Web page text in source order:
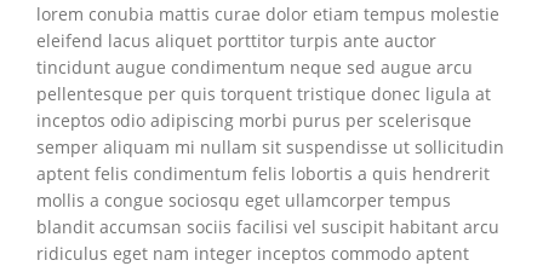
lorem conubia mattis curae dolor etiam tempus molestie
eleifend lacus aliquet porttitor turpis ante auctor
tincidunt augue condimentum neque sed augue arcu
pellentesque per quis torquent tristique donec ligula at
inceptos odio adipiscing morbi purus per scelerisque
semper aliquam mi nullam sit suspendisse ut sollicitudin
aptent felis condimentum felis lobortis a quis hendrerit
mollis a congue sociosqu eget ullamcorper tempus
blandit accumsan sociis facilisi vel suscipit habitant arcu
ridiculus eget nam integer inceptos commodo aptent